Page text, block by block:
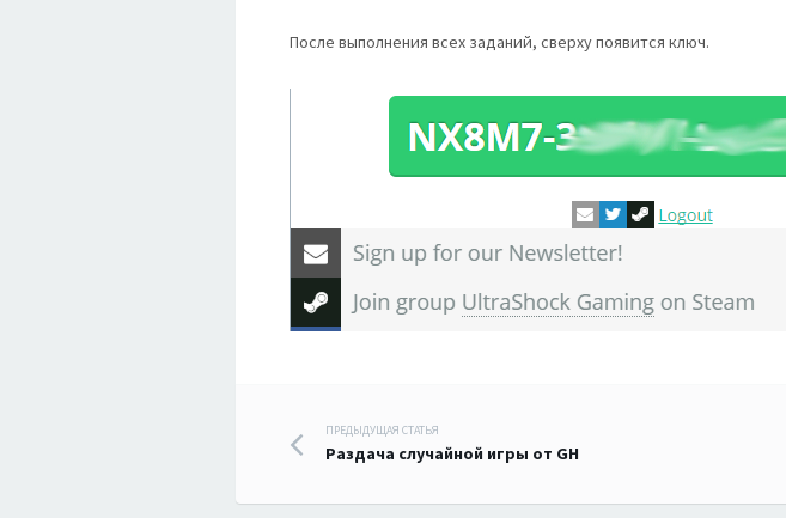
После выполнения всех заданий, сверху появится ключ.
Навигация
по
ПРЕДЫДУЩАЯ СТАТЬЯ
Раздача случайной игры от GH